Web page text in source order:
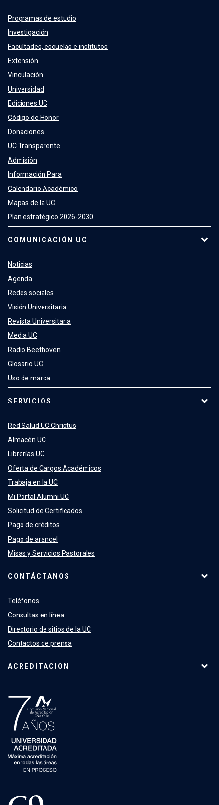
Programas de estudio
Investigación
Facultades, escuelas e institutos
Extensión
Vinculación
Universidad
Ediciones UC
Código de Honor
Donaciones
UC Transparente
Admisión
Información Para
Calendario Académico
Mapas de la UC
Plan estratégico 2026-2030
COMUNICACIÓN UC
Noticias
Agenda
Redes sociales
Visión Universitaria
Revista Universitaria
Media UC
Radio Beethoven
Glosario UC
Uso de marca
SERVICIOS
Red Salud UC Christus
Almacén UC
Librerías UC
Oferta de Cargos Académicos
Trabaja en la UC
Mi Portal Alumni UC
Solicitud de Certificados
Pago de créditos
Pago de arancel
Misas y Servicios Pastorales
CONTÁCTANOS
Teléfonos
Consultas en línea
Directorio de sitios de la UC
Contactos de prensa
ACREDITACIÓN